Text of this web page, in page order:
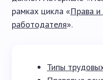
рамках цикла «Права и
работодателя».
Типы